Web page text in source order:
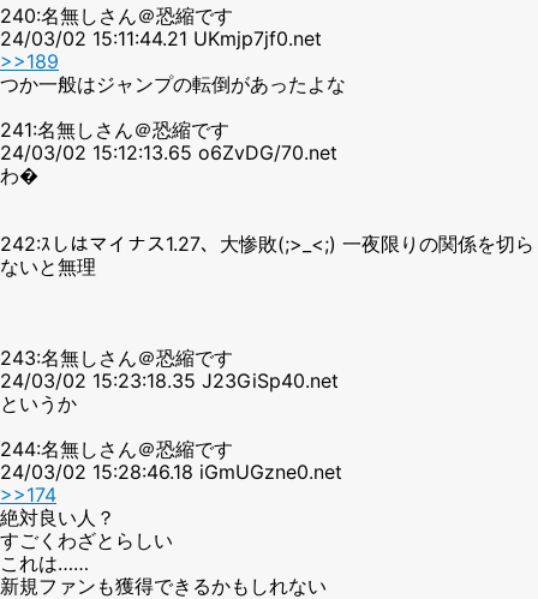
240:名無しさん＠恐縮です
24/03/02 15:11:44.21 UKmjp7jf0.net
>>189
つか一般はジャンプの転倒があったよな
241:名無しさん＠恐縮です
24/03/02 15:12:13.65 o6ZvDG/70.net
わ�
242:ｽしはマイナス1.27、大惨敗(;>_<;) 一夜限りの関係を切ら
ないと無理
243:名無しさん＠恐縮です
24/03/02 15:23:18.35 J23GiSp40.net
というか
244:名無しさん＠恐縮です
24/03/02 15:28:46.18 iGmUGzne0.net
>>174
絶対良い人？
すごくわざとらしい
これは……
新規ファンも獲得できるかもしれない